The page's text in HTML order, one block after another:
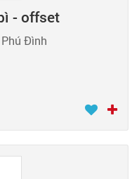
- offset
Đình